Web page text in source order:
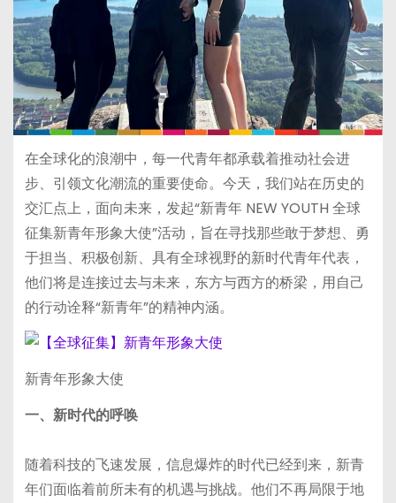
在全球化的浪潮中，每一代青年都承载着推动社会进
步、引领文化潮流的重要使命。今天，我们站在历史的
交汇点上，面向未来，发起“新青年 NEW YOUTH 全球
征集新青年形象大使”活动，旨在寻找那些敢于梦想、勇
于担当、积极创新、具有全球视野的新时代青年代表，
他们将是连接过去与未来，东方与西方的桥梁，用自己
的行动诠释“新青年”的精神内涵。
新青年形象大使
一、新时代的呼唤
随着科技的飞速发展，信息爆炸的时代已经到来，新青
年们面临着前所未有的机遇与挑战。他们不再局限于地